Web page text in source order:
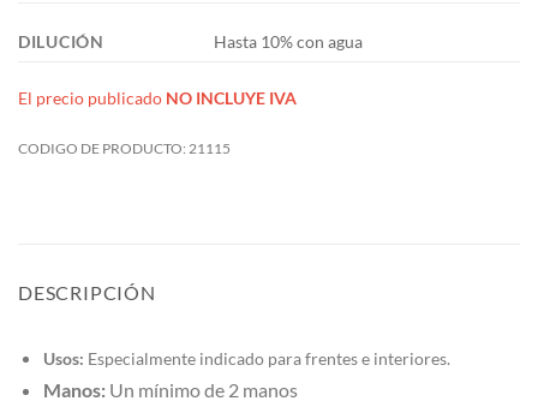
DILUCIÓN Hasta 10% con agua
El precio publicado NO INCLUYE IVA
CODIGO DE PRODUCTO: 21115
DESCRIPCIÓN
Usos: Especialmente indicado para frentes e interiores.
Manos:Un mínimo de 2 manos